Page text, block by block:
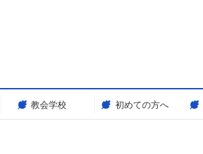
教会学校 初めての方へ